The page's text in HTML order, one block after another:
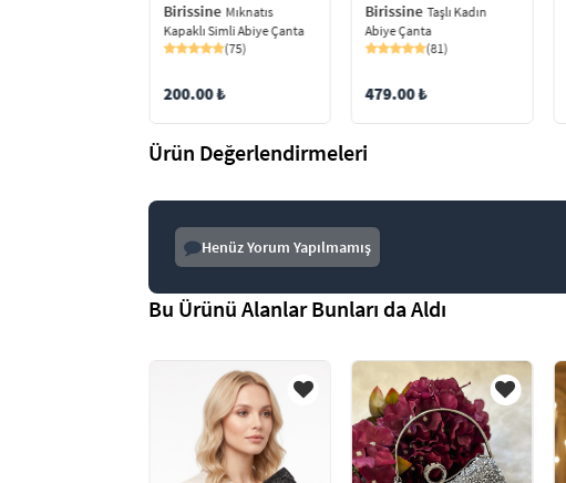
Birissine Mıknatıs
Kapaklı Simli Abiye Çanta
(75)
200.00 ₺
Birissine Taşlı Kadın
Abiye Çanta
(81)
479.00 ₺
Ürün Değerlendirmeleri
Henüz Yorum Yapılmamış
Bu Ürünü Alanlar Bunları da Aldı